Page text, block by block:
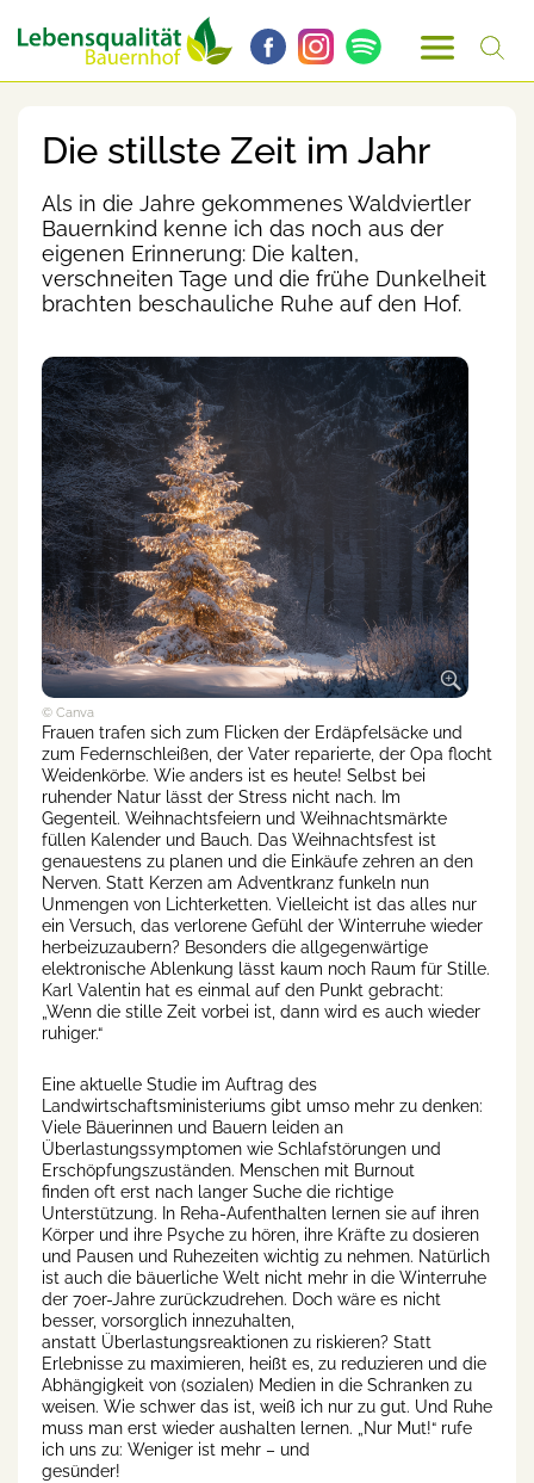
Die stillste Zeit im Jahr
Als in die Jahre gekommenes Waldviertler
Bauernkind kenne ich das noch aus der
eigenen Erinnerung: Die kalten,
verschneiten Tage und die frühe Dunkelheit
brachten beschauliche Ruhe auf den Hof.
© Canva
Frauen trafen sich zum Flicken der Erdäpfelsäcke und
zum Federnschleißen, der Vater reparierte, der Opa flocht
Weidenkörbe. Wie anders ist es heute! Selbst bei
ruhender Natur lässt der Stress nicht nach. Im
Gegenteil. Weihnachtsfeiern und Weihnachtsmärkte
füllen Kalender und Bauch. Das Weihnachtsfest ist
genauestens zu planen und die Einkäufe zehren an den
Nerven. Statt Kerzen am Adventkranz funkeln nun
Unmengen von Lichterketten. Vielleicht ist das alles nur
ein Versuch, das verlorene Gefühl der Winterruhe wieder
herbeizuzaubern? Besonders die allgegenwärtige
elektronische Ablenkung lässt kaum noch Raum für Stille.
Karl Valentin hat es einmal auf den Punkt gebracht:
„Wenn die stille Zeit vorbei ist, dann wird es auch wieder
ruhiger.“
Eine aktuelle Studie im Auftrag des
Landwirtschaftsministeriums gibt umso mehr zu denken:
Viele Bäuerinnen und Bauern leiden an
Überlastungssymptomen wie Schlafstörungen und
Erschöpfungszuständen. Menschen mit Burnout
finden oft erst nach langer Suche die richtige
Unterstützung. In Reha-Aufenthalten lernen sie auf ihren
Körper und ihre Psyche zu hören, ihre Kräfte zu dosieren
und Pausen und Ruhezeiten wichtig zu nehmen. Natürlich
ist auch die bäuerliche Welt nicht mehr in die Winterruhe
der 70er-Jahre zurückzudrehen. Doch wäre es nicht
besser, vorsorglich innezuhalten,
anstatt Überlastungsreaktionen zu riskieren? Statt
Erlebnisse zu maximieren, heißt es, zu reduzieren und die
Abhängigkeit von (sozialen) Medien in die Schranken zu
weisen. Wie schwer das ist, weiß ich nur zu gut. Und Ruhe
muss man erst wieder aushalten lernen. „Nur Mut!“ rufe
ich uns zu: Weniger ist mehr – und
gesünder!